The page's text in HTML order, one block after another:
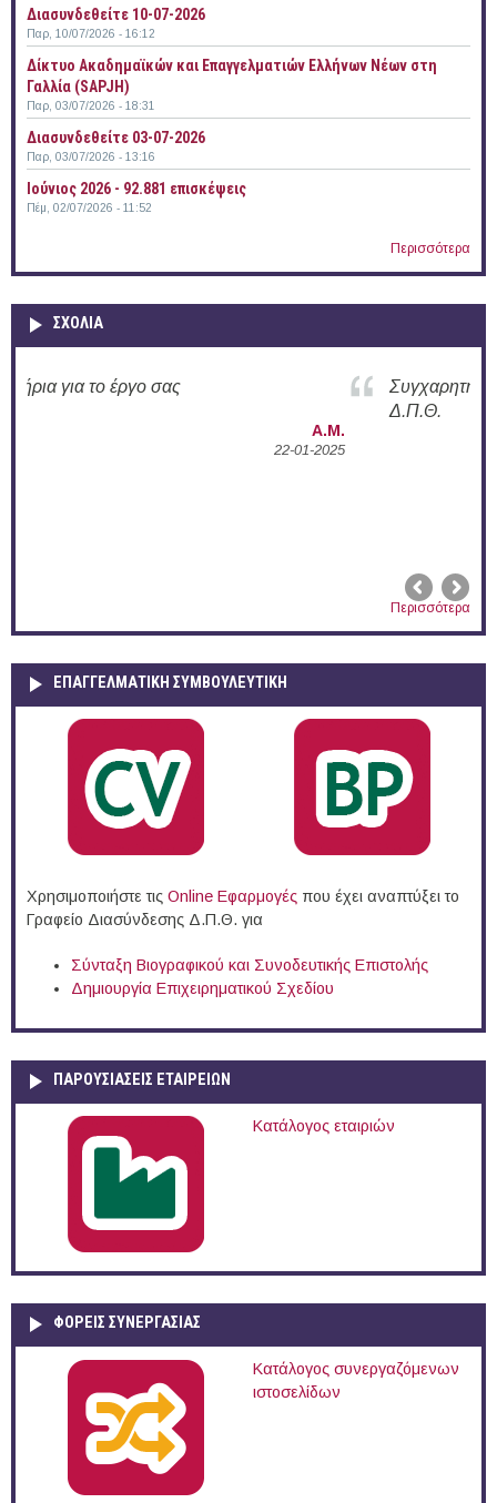
Διασυνδεθείτε 10-07-2026
Παρ, 10/07/2026 - 16:12
Δίκτυο Ακαδημαϊκών και Επαγγελματιών Ελλήνων Νέων στη
Γαλλία (SAPJH)
Παρ, 03/07/2026 - 18:31
Διασυνδεθείτε 03-07-2026
Παρ, 03/07/2026 - 13:16
Ιούνιος 2026 - 92.881 επισκέψεις
Πέμ, 02/07/2026 - 11:52
Περισσότερα
ΣΧΟΛΙΑ
Συγχαρητήρια για την ενεργή δράση σας στο
Περισσότερα
ΕΠΑΓΓΕΛΜΑΤΙΚΉ ΣΥΜΒΟΥΛΕΥΤΙΚΉ
Χρησιμοποιήστε τις Online Eφαρμογές που έχει αναπτύξει το
Γραφείο Διασύνδεσης Δ.Π.Θ. για
Σύνταξη Βιογραφικού και Συνοδευτικής Επιστολής
Δημιουργία Επιχειρηματικού Σχεδίου
ΠΑΡΟΥΣΙΆΣΕΙΣ ΕΤΑΙΡΕΙΏΝ
Κατάλογος εταιριών
ΦΟΡΕΙΣ ΣΥΝΕΡΓΑΣΙΑΣ
Κατάλογος συνεργαζόμενων
ιστοσελίδων